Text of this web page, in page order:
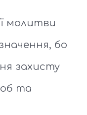
молитви
бо
захисту
та